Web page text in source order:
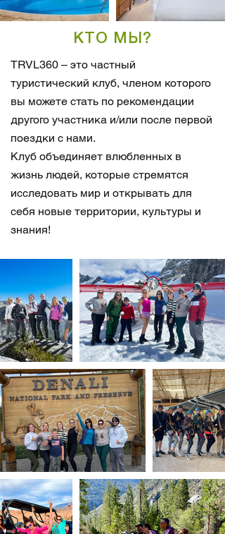
КТО МЫ?
TRVL360 – это частный
туристический клуб, членом которого
вы можете стать по рекомендации
другого участника и/или после первой
поездки с нами.
Клуб объединяет влюбленных в
жизнь людей, которые стремятся
исследовать мир и открывать для
себя новые территории, культуры и
знания!